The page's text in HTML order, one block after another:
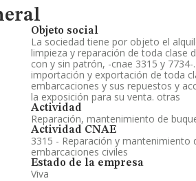
Objeto social
La sociedad tiene por objeto el
limpieza y reparación de toda clase
con y sin patrón, -cnae 3315 y
importación y exportación de toda
embarcaciones y sus repuestos y
la exposición para su venta. otras
Actividad
Reparación, mantenimiento de
Actividad CNAE
3315 - Reparación y mantenimiento
embarcaciones civiles
Estado de la empresa
Viva